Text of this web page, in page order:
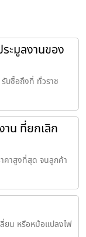
ะมูลงานของ
บซื้อถึงที่ ทั่วราช
าน ที่ยกเลิก
คาสูงที่สุด จนลูกค้า
ยน หรือหม้อแปลงไฟ